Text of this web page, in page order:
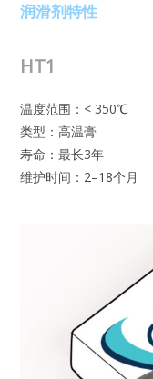
润滑剂特性
HT1
温度范围：< 350℃
类型：高温膏
寿命：最长3年
维护时间：2–18个月